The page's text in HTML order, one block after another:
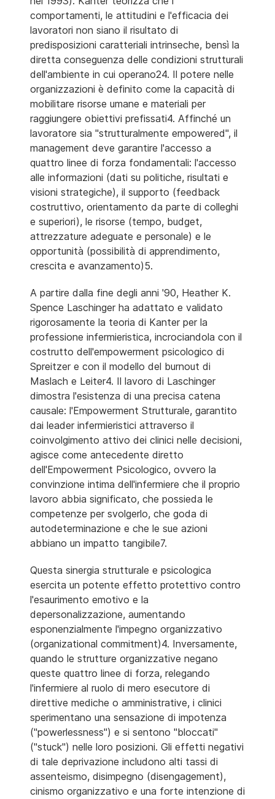
comportamenti, le attitudini e l'efficacia dei
lavoratori non siano il risultato di
predisposizioni caratteriali intrinseche, bensì la
diretta conseguenza delle condizioni strutturali
dell'ambiente in cui operano24. Il potere nelle
organizzazioni è definito come la capacità di
mobilitare risorse umane e materiali per
raggiungere obiettivi prefissati4. Affinché un
lavoratore sia "strutturalmente empowered", il
management deve garantire l'accesso a
quattro linee di forza fondamentali: l'accesso
alle informazioni (dati su politiche, risultati e
visioni strategiche), il supporto (feedback
costruttivo, orientamento da parte di colleghi
e superiori), le risorse (tempo, budget,
attrezzature adeguate e personale) e le
opportunità (possibilità di apprendimento,
crescita e avanzamento)5.
A partire dalla fine degli anni '90, Heather K.
Spence Laschinger ha adattato e validato
rigorosamente la teoria di Kanter per la
professione infermieristica, incrociandola con il
costrutto dell'empowerment psicologico di
Spreitzer e con il modello del burnout di
Maslach e Leiter4. Il lavoro di Laschinger
dimostra l'esistenza di una precisa catena
causale: l'Empowerment Strutturale, garantito
dai leader infermieristici attraverso il
coinvolgimento attivo dei clinici nelle decisioni,
agisce come antecedente diretto
dell'Empowerment Psicologico, ovvero la
convinzione intima dell'infermiere che il proprio
lavoro abbia significato, che possieda le
competenze per svolgerlo, che goda di
autodeterminazione e che le sue azioni
abbiano un impatto tangibile7.
Questa sinergia strutturale e psicologica
esercita un potente effetto protettivo contro
l'esaurimento emotivo e la
depersonalizzazione, aumentando
esponenzialmente l'impegno organizzativo
(organizational commitment)4. Inversamente,
quando le strutture organizzative negano
queste quattro linee di forza, relegando
l'infermiere al ruolo di mero esecutore di
direttive mediche o amministrative, i clinici
sperimentano una sensazione di impotenza
("powerlessness") e si sentono "bloccati"
("stuck") nelle loro posizioni. Gli effetti negativi
di tale deprivazione includono alti tassi di
assenteismo, disimpegno (disengagement),
cinismo organizzativo e una forte intenzione di